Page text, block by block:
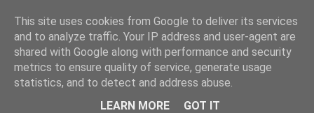
☰ Menu
This site uses cookies from Google to deliver its services
and to analyze traffic. Your IP address and user-agent are
shared with Google along with performance and security
metrics to ensure quality of service, generate usage
statistics, and to detect and address abuse.
LEARN MORE
GOT IT